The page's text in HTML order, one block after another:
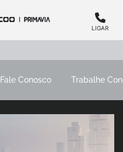
LIGAR
Fale Conosco Trabalhe